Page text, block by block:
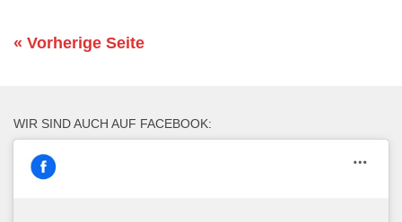
« Vorherige Seite
WIR SIND AUCH AUF FACEBOOK: